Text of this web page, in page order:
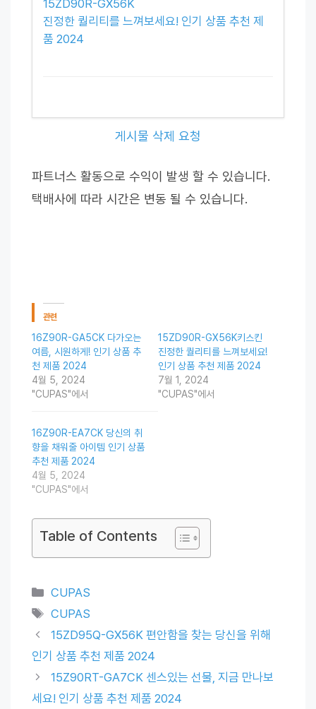
15ZD90R-GX56K
진정한 퀄리티를 느껴보세요! 인기 상품 추천 제
품 2024
게시물 삭제 요청
파트너스 활동으로 수익이 발생 할 수 있습니다.
택배사에 따라 시간은 변동 될 수 있습니다.
관련
16Z90R-GA5CK 다가오는
여름, 시원하게! 인기 상품 추
천 제품 2024
4월 5, 2024
"CUPAS"에서
15ZD90R-GX56K키스킨
진정한 퀄리티를 느껴보세요!
인기 상품 추천 제품 2024
7월 1, 2024
"CUPAS"에서
16Z90R-EA7CK 당신의 취
향을 채워줄 아이템 인기 상품
추천 제품 2024
4월 5, 2024
"CUPAS"에서
Table of Contents
Categories
CUPAS
Tags
CUPAS
15ZD95Q-GX56K 편안함을 찾는 당신을 위해
인기 상품 추천 제품 2024
15Z90RT-GA7CK 센스있는 선물, 지금 만나보
세요! 인기 상품 추천 제품 2024